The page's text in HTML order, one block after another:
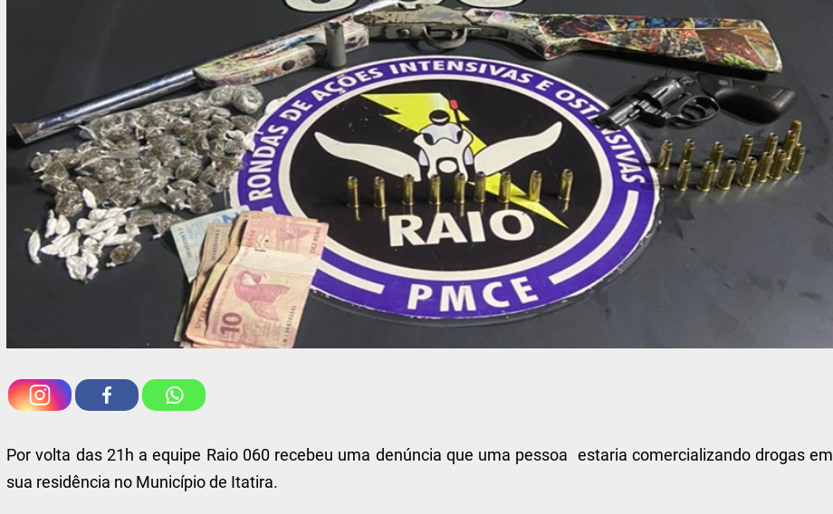
Por volta das 21h a equipe Raio 060 recebeu uma denúncia que uma pessoa estaria comercializando drogas em
sua residência no Município de Itatira.